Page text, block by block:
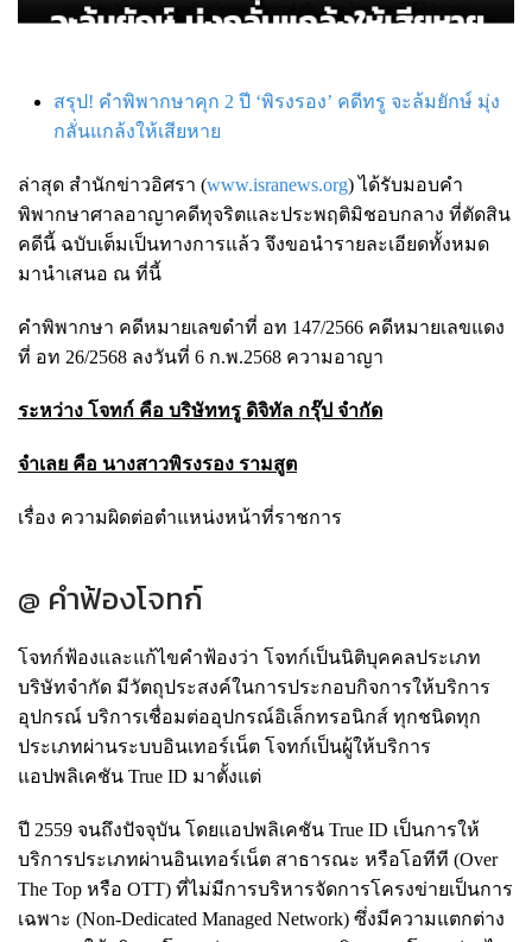
สรุป! คำพิพากษาคุก 2 ปี ‘พิรงรอง’ คดีทรู จะล้มยักษ์ มุ่ง
กลั่นแกล้งให้เสียหาย
ล่าสุด สำนักข่าวอิศรา (www.isranews.org) ได้รับมอบคำ
พิพากษาศาลอาญาคดีทุจริตและประพฤติมิชอบกลาง ที่ตัดสิน
คดีนี้ ฉบับเต็มเป็นทางการแล้ว จึงขอนำรายละเอียดทั้งหมด
มานำเสนอ ณ ที่นี้
คำพิพากษา คดีหมายเลขดำที่ อท 147/2566 คดีหมายเลขแดง
ที่ อท 26/2568 ลงวันที่ 6 ก.พ.2568 ความอาญา
ระหว่าง โจทก์ คือ บริษัททรู ดิจิทัล กรุ๊ป จํากัด
จำเลย คือ นางสาวพิรงรอง รามสูต
เรื่อง ความผิดต่อตําแหน่งหน้าที่ราชการ
@ คำฟ้องโจทก์
โจทก์ฟ้องและแก้ไขคําฟ้องว่า โจทก์เป็นนิติบุคคลประเภท
บริษัทจํากัด มีวัตถุประสงค์ในการประกอบกิจการให้บริการ
อุปกรณ์ บริการเชื่อมต่ออุปกรณ์อิเล็กทรอนิกส์ ทุกชนิดทุก
ประเภทผ่านระบบอินเทอร์เน็ต โจทก์เป็นผู้ให้บริการ
แอปพลิเคชัน True ID มาตั้งแต่
ปี 2559 จนถึงปัจจุบัน โดยแอปพลิเคชัน True ID เป็นการให้
บริการประเภทผ่านอินเทอร์เน็ต สาธารณะ หรือโอทีที (Over
The Top หรือ OTT) ที่ไม่มีการบริหารจัดการโครงข่ายเป็นการ
เฉพาะ (Non-Dedicated Managed Network) ซึ่งมีความแตกต่าง